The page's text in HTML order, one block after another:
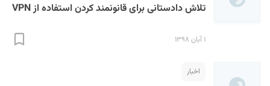
تلاش دادستانی برای قانونمند کردن استفاده از VPN
۱ آبان ۱۳۹۸
اخبار